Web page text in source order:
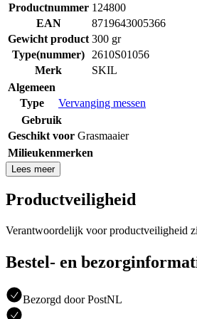
Productnummer 124800
EAN
8719643005366
Gewicht product 300 gr
Type(nummer)
2610S01056
Merk
SKIL
Algemeen
Type
Vervanging messen
Gebruik
Geschikt voor Grasmaaier
Milieukenmerken
Lees meer
Productveiligheid
Verantwoordelijk voor productveiligheid
Bestel- en
Bezorgd door PostNL